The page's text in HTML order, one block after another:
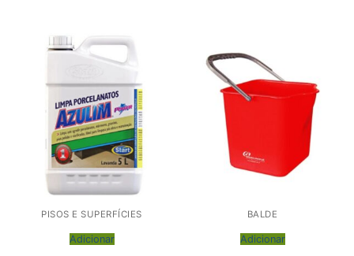
PISOS E SUPERFÍCIES
Adicionar
BALDE
Adicionar